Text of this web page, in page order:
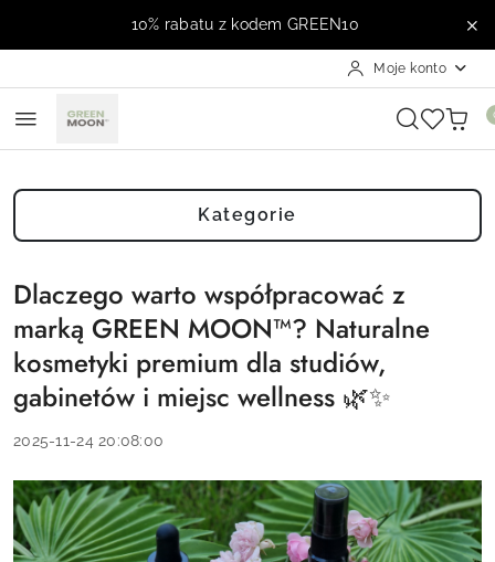
Przejdź do treści głównej
Przejdź do wyszukiwarki
Przejdź do moje konto
Przejdź do menu głównego
Przejdź do stopki10% rabatu z kodem GREEN10
Moje konto
Kategorie
Dlaczego warto współpracować z
marką GREEN MOON™? Naturalne
kosmetyki premium dla studiów,
gabinetów i miejsc wellness 🌿✨
2025-11-24 20:08:00